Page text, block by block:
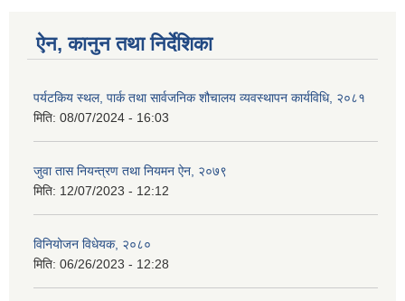
ऐन, कानुन तथा निर्देशिका
पर्यटकिय स्थल, पार्क तथा सार्वजनिक शौचालय व्यवस्थापन कार्यविधि, २०८१
मिति: 08/07/2024 - 16:03
जुवा तास नियन्त्रण तथा नियमन ऐन, २०७९
मिति: 12/07/2023 - 12:12
विनियोजन विधेयक, २०८०
मिति: 06/26/2023 - 12:28